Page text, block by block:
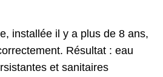
installée il y a plus de 8 ans,
Résultat : eau
et sanitaires